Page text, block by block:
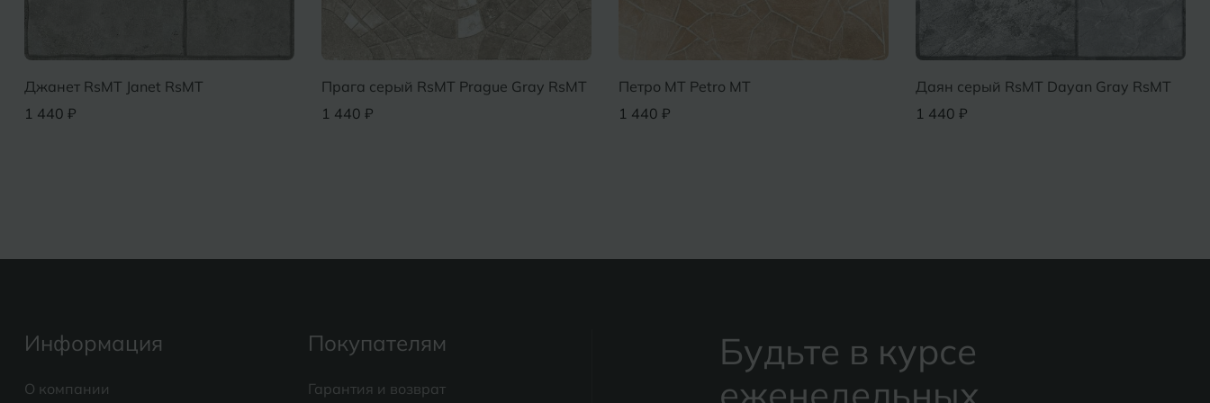
Джанет RsMT Janet RsMT
1 440 ₽
Прага серый RsMT Prague Gray RsMT
1 440 ₽
Петро MT Petro MT
1 440 ₽
Даян серый RsMT Dayan Gray RsMT
1 440 ₽
Информация
О компании
Покупателям
Гарантия и возврат
Будьте в курсе
еженедельных